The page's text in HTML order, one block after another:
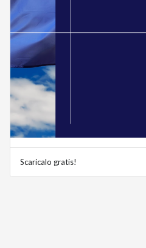
Scaricalo gratis!